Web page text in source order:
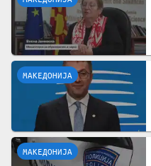
МАКЕДОНИЈА
МАКЕДОНИЈА